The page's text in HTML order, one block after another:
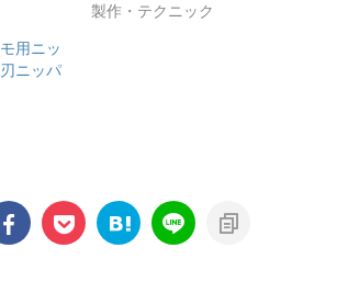
製作・テクニック
用ニッ
ニッパ